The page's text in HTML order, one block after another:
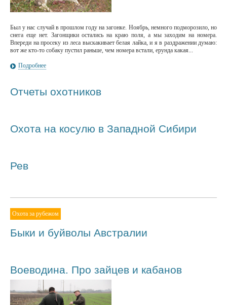
Был у нас случай в прошлом году на загонке. Ноябрь, немного подморозило, но
снега еще нет. Загонщики остались на краю поля, а мы заходим на номера.
Впереди на просеку из леса выскакивает белая лайка, и я в раздражении думаю:
вот же кто-то собаку пустил раньше, чем номера встали, ерунда какая...
Подробнее
Отчеты охотников
Охота на косулю в Западной Сибири
Рев
Охота за рубежом
Быки и буйволы Австралии
Воеводина. Про зайцев и кабанов